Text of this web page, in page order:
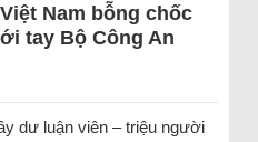
Nam bỗng chốc
tay Bộ Công An
dư luận viên – triệu người